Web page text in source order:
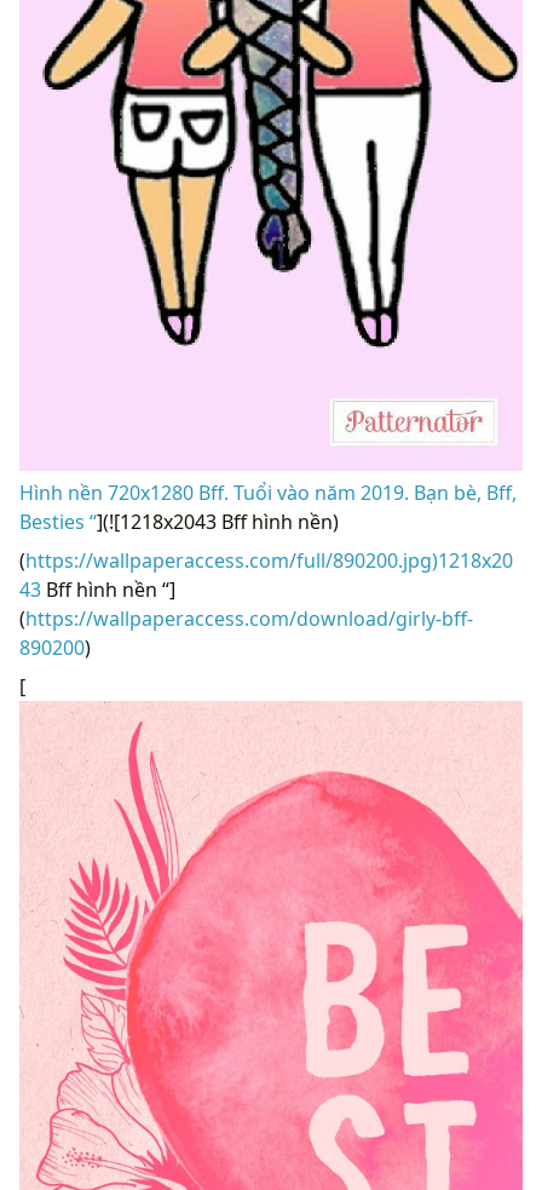
Hình nền 720x1280 Bff. Tuổi vào năm 2019. Bạn bè, Bff,
Besties “](![1218x2043 Bff hình nền)
(https://wallpaperaccess.com/full/890200.jpg)1218x20
43 Bff hình nền “]
(https://wallpaperaccess.com/download/girly-bff-
890200)
[